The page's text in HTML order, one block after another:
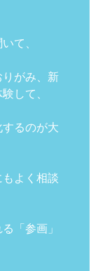
て、
がみ、新
して、
るのが大
よく相談
「参画」